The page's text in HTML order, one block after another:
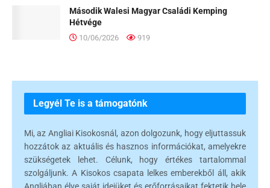
Második Walesi Magyar Családi Kemping
Hétvége
10/06/2026 919
Legyél Te is a támogatónk
Mi, az Angliai Kisokosnál, azon dolgozunk, hogy eljuttassuk
hozzátok az aktuális és hasznos információkat, amelyekre
szükségetek lehet. Célunk, hogy értékes tartalommal
szolgáljunk. A Kisokos csapata lelkes emberekből áll, akik